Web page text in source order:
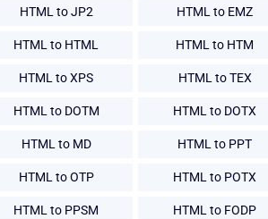
HTML to JP2 HTML to EMZ
HTML to HTML HTML to HTM
HTML to XPS HTML to TEX
HTML to DOTM HTML to DOTX
HTML to MD HTML to PPT
HTML to OTP HTML to POTX
HTML to PPSM HTML to FODP